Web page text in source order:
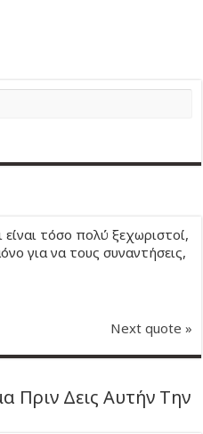
τόσο πολύ ξεχωριστοί,
για να τους συναντήσεις,
Next quote »
Πριν Δεις Αυτήν Την